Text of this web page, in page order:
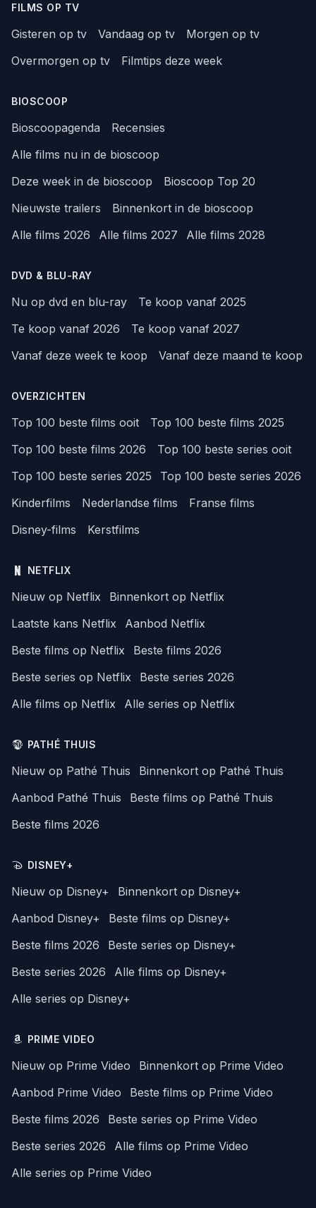
FILMS OP TV
Gisteren op tv Vandaag op tv
Morgen op tv
Overmorgen op tv
Filmtips deze week
BIOSCOOP
Bioscoopagenda
Recensies
Alle films nu in de bioscoop
Deze week in de bioscoop
Bioscoop Top 20
Nieuwste trailers
Binnenkort in de bioscoop
Alle films 2026
Alle films 2027 Alle films 2028
DVD & BLU-RAY
Nu op dvd en blu-ray
Te koop vanaf 2025
Te koop vanaf 2026
Te koop vanaf 2027
Vanaf deze week te koop
Vanaf deze maand te koop
OVERZICHTEN
Top 100 beste films ooit
Top 100 beste films 2025
Top 100 beste films 2026
Top 100 beste series ooit
Top 100 beste series 2025
Top 100 beste series 2026
Kinderfilms
Nederlandse films
Franse films
Disney-films
Kerstfilms
NETFLIX
Nieuw op Netflix
Binnenkort op Netflix
Laatste kans Netflix
Aanbod Netflix
Beste films op Netflix
Beste films 2026
Beste series op Netflix
Beste series 2026
Alle films op Netflix
Alle series op Netflix
PATHÉ THUIS
Nieuw op Pathé Thuis
Binnenkort op Pathé Thuis
Aanbod Pathé Thuis
Beste films op Pathé Thuis
Beste films 2026
DISNEY+
Nieuw op Disney+
Binnenkort op Disney+
Aanbod Disney+
Beste films op Disney+
Beste films 2026
Beste series op Disney+
Beste series 2026
Alle films op Disney+
Alle series op Disney+
PRIME VIDEO
Nieuw op Prime Video
Binnenkort op Prime Video
Aanbod Prime Video
Beste films op Prime Video
Beste films 2026
Beste series op Prime Video
Beste series 2026
Alle films op Prime Video
Alle series op Prime Video